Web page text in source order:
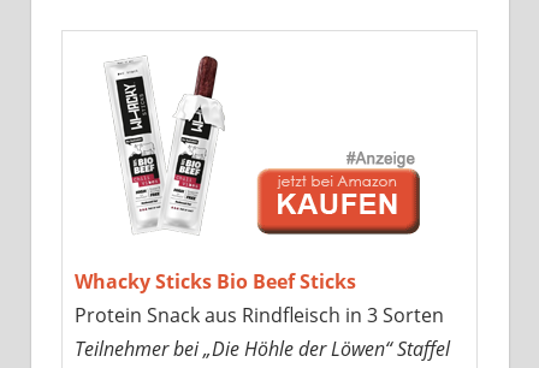
Whacky Sticks Bio Beef Sticks
Protein Snack aus Rindfleisch in 3 Sorten
Teilnehmer bei „Die Höhle der Löwen“ Staffel